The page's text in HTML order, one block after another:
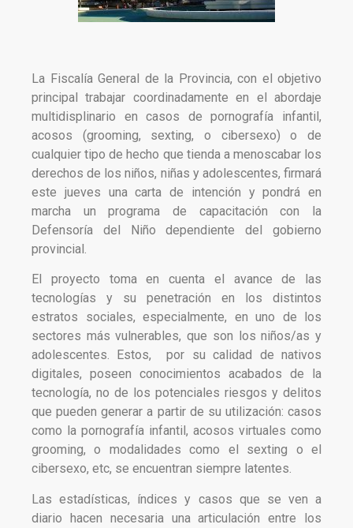
La Fiscalía General de la Provincia, con el objetivo
principal trabajar coordinadamente en el abordaje
multidisplinario en casos de pornografía infantil,
acosos (grooming, sexting, o cibersexo) o de
cualquier tipo de hecho que tienda a menoscabar los
derechos de los niños, niñas y adolescentes, firmará
este jueves una carta de intención y pondrá en
marcha un programa de capacitación con la
Defensoría del Niño dependiente del gobierno
provincial.
El proyecto toma en cuenta el avance de las
tecnologías y su penetración en los distintos
estratos sociales, especialmente, en uno de los
sectores más vulnerables, que son los niños/as y
adolescentes. Estos, por su calidad de nativos
digitales, poseen conocimientos acabados de la
tecnología, no de los potenciales riesgos y delitos
que pueden generar a partir de su utilización: casos
como la pornografía infantil, acosos virtuales como
grooming, o modalidades como el sexting o el
cibersexo, etc, se encuentran siempre latentes.
Las estadísticas, índices y casos que se ven a
diario hacen necesaria una articulación entre los